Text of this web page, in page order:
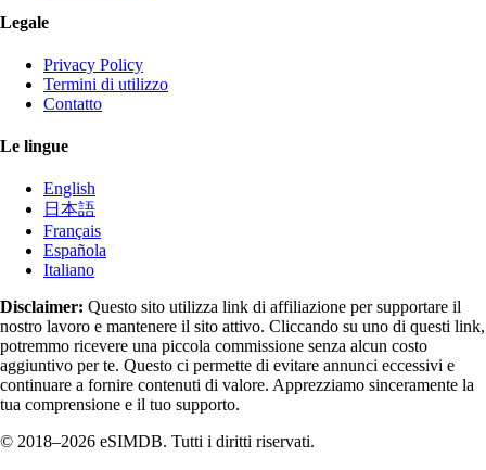
Legale
Privacy Policy
Termini di utilizzo
Contatto
Le lingue
English
日本語
Français
Española
Italiano
Disclaimer: Questo sito utilizza link di affiliazione per supportare il
nostro lavoro e mantenere il sito attivo. Cliccando su uno di questi link,
potremmo ricevere una piccola commissione senza alcun costo
aggiuntivo per te. Questo ci permette di evitare annunci eccessivi e
continuare a fornire contenuti di valore. Apprezziamo sinceramente la
tua comprensione e il tuo supporto.
© 2018–2026 eSIMDB. Tutti i diritti riservati.